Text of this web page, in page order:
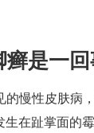
癣是一
的慢性皮肤病
在趾掌面的